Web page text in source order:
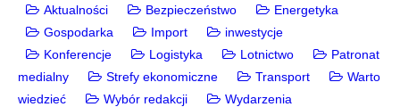
Aktualności Bezpieczeństwo
Energetyka
Gospodarka
Import
inwestycje
Konferencje
Logistyka Lotnictwo
Patronat
medialny
Strefy ekonomiczne Transport
Warto
wiedzieć
Wybór redakcji Wydarzenia